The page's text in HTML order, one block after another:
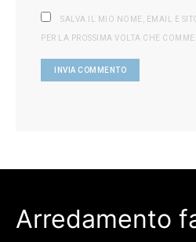
SALVA IL MIO NOME, EMAIL E
PER LA PROSSIMA VOLTA CHE
Arredamento